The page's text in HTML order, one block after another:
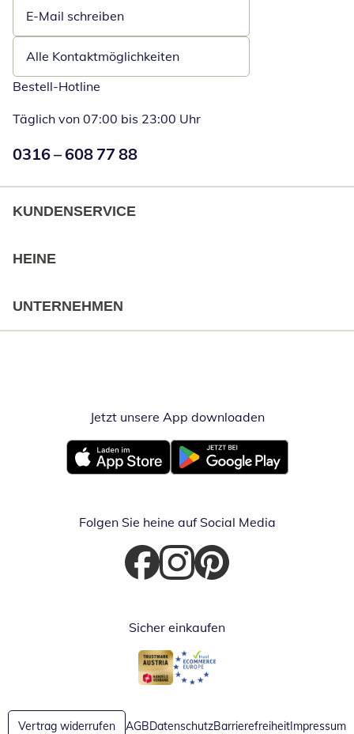
E-Mail schreiben
Öffnet E-Mail-Client
Alle Kontaktmöglichkeiten
Bestell-Hotline
Täglich von 07:00 bis 23:00 Uhr
Numéro de téléphone:
0316 – 608 77 88
KUNDENSERVICE
HEINE
UNTERNEHMEN
Jetzt unsere App downloadenÖffnet in
Öffnet in neuem FensterÖffnet in neuem Fenster
Folgen Sie heine auf Social Media
Öffnet in neuem Fenster
Öffnet in neuem Fenster
Öffnet in neuem Fenster
Sicher einkaufen
Öffnet in neuem Fenster
Öffnet in neuem Fenster
Vertrag widerrufen AGBDatenschutzBarrierefreiheitImpressum